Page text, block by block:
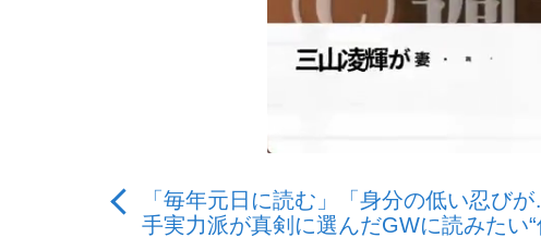
「毎年元日に読む」「身分の低い忍び
手実力派が真剣に選んだGWに読みたい